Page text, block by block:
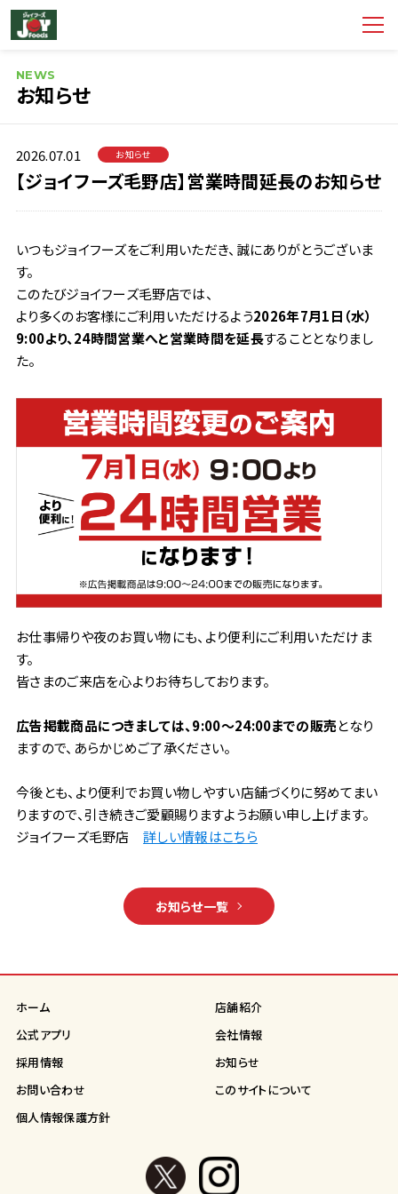
NEWS
お知らせ
2026.07.01 お知らせ
【ジョイフーズ毛野店】営業時間延長のお知らせ
いつもジョイフーズをご利用いただき、誠にありがとうございま
す。
このたびジョイフーズ毛野店では、
より多くのお客様にご利用いただけるよう2026年7月1日（水）
9:00より、24時間営業へと営業時間を延長することとなりまし
た。
お仕事帰りや夜のお買い物にも、より便利にご利用いただけま
す。
皆さまのご来店を心よりお待ちしております。
広告掲載商品につきましては、9:00～24:00までの販売となり
ますので、あらかじめご了承ください。
今後とも、より便利でお買い物しやすい店舗づくりに努めてまい
りますので、引き続きご愛顧賜りますようお願い申し上げます。
ジョイフーズ毛野店詳しい情報はこちら
お知らせ一覧
ホーム
店舗紹介
公式アプリ
会社情報
採用情報
お知らせ
お問い合わせ
このサイトについて
個人情報保護方針